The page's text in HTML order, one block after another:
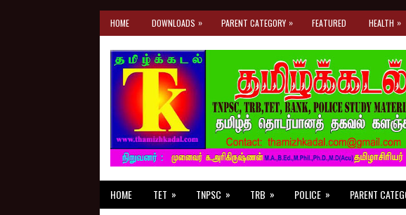
HOME DOWNLOADS » PARENT CATEGORY » FEATURED HEALTH »
HOME TET » TNPSC » TRB » POLICE » PARENT